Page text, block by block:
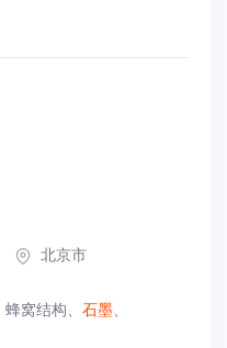
北京市
蜂窝结构、 石墨、